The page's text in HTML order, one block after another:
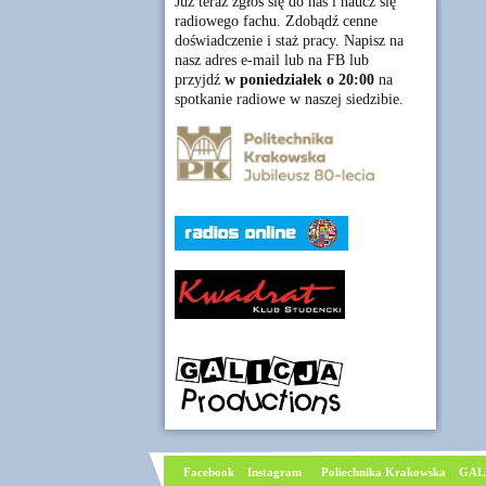
radiowego fachu. Zdobądź cenne
doświadczenie i staż pracy. Napisz na
nasz adres e-mail lub na FB lub
przyjdź w poniedziałek o 20:00na
spotkanie radiowe w naszej siedzibie.
Facebook Instagram Poliechnika Krakowska